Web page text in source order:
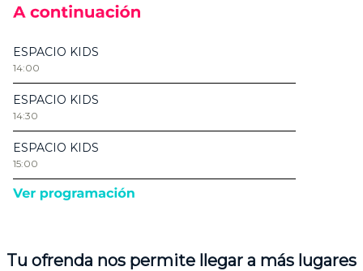
Tu ofrenda nos permite llegar a más lugares